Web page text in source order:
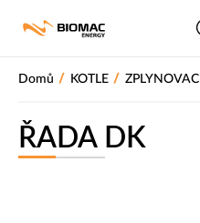
Domů / KOTLE / ZPLYNOVACÍ
ŘADA DK